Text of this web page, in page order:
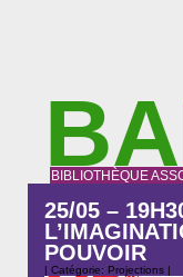
BIBLIOTHÈQUE
25/05 –
POUVOIR
| Catégorie: Projections |